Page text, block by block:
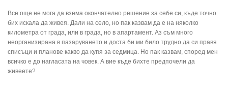
Все още не мога да взема окончателно решение за себе си, къде точно
бих искала да живея. Дали на село, но пак казвам да е на няколко
километра от града, или в града, но в апартамент. Аз съм много
неорганизирана в пазаруването и доста би ми било трудно да си правя
списъци и планове какво да купя за седмица. Но пак казвам, според мен
всичко е до нагласата на човек. А вие къде бихте предпочели да
живеете?